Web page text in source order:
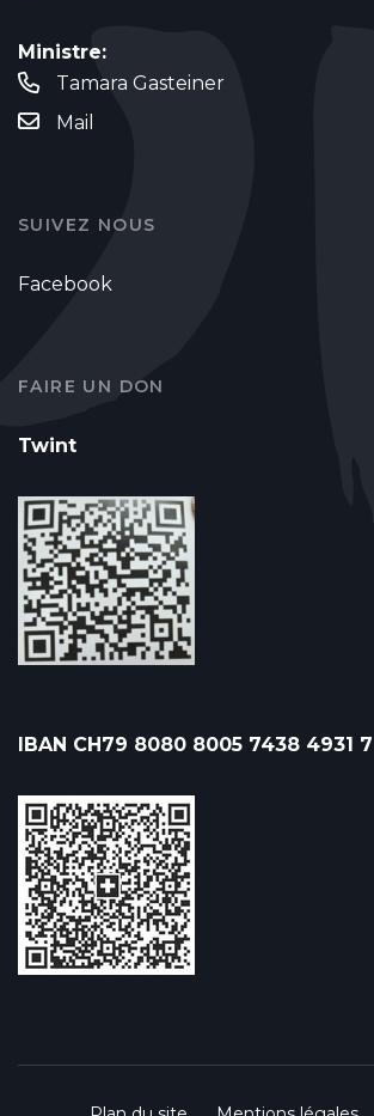
Ministre:
Tamara Gasteiner
Mail
SUIVEZ NOUS
Facebook
FAIRE UN DON
Twint
IBAN CH79 8080 8005 7438 4931 7